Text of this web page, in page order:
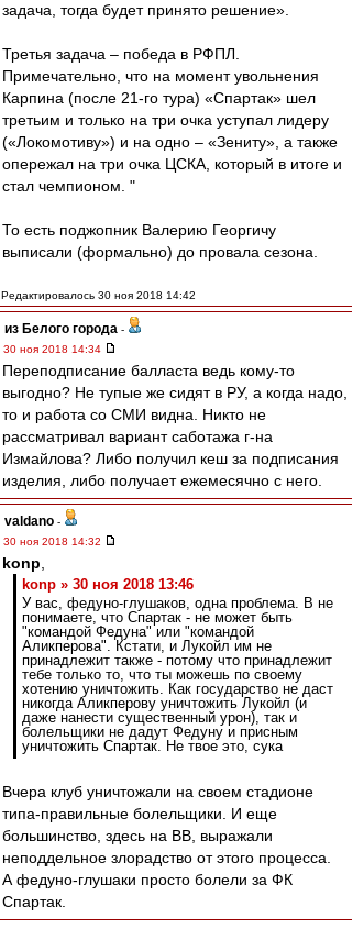
задача, тогда будет принято решение».
Третья задача – победа в РФПЛ.
Примечательно, что на момент увольнения
Карпина (после 21-го тура) «Спартак» шел
третьим и только на три очка уступал лидеру
(«Локомотиву») и на одно – «Зениту», а также
опережал на три очка ЦСКА, который в итоге и
стал чемпионом. "
То есть поджопник Валерию Георгичу
выписали (формально) до провала сезона.
Редактировалось 30 ноя 2018 14:42
из Белого города -
30 ноя 2018 14:34
Переподписание балласта ведь кому-то
выгодно? Не тупые же сидят в РУ, а когда надо,
то и работа со СМИ видна. Никто не
рассматривал вариант саботажа г-на
Измайлова? Либо получил кеш за подписания
изделия, либо получает ежемесячно с него.
valdano -
30 ноя 2018 14:32
konp
konp » 30 ноя 2018 13:46
У вас, федуно-глушаков, одна проблема. В не
понимаете, что Спартак - не может быть
"командой Федуна" или "командой
Аликперова". Кстати, и Лукойл им не
принадлежит также - потому что принадлежит
тебе только то, что ты можешь по своему
хотению уничтожить. Как государство не даст
никогда Аликперову уничтожить Лукойл (и
даже нанести существенный урон), так и
болельщики не дадут Федуну и присным
уничтожить Спартак. Не твое это, сука
Вчера клуб уничтожали на своем стадионе
типа-правильные болельщики. И еще
большинство, здесь на ВВ, выражали
неподдельное злорадство от этого процесса.
А федуно-глушаки просто болели за ФК
Спартак.